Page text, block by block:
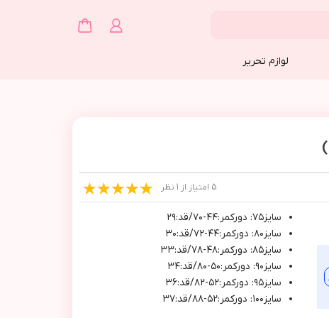
لوازم تحریر
5 امتیاز از 1 نظر
سايز٧٥: دوركمر:٤٤-٧٠/قد:٢٩
سايز٨٠: دوركمر:٤٤-٧٢/قد:٣٠
سايز٨٥: دوركمر:٤٨-٧٨/قد:٣٣
سايز٩٠: دوركمر:٥٠-٨٠/قد:٣٤
سايز٩٥: دوركمر:٥٢-٨٢/قد:٣٦
سايز١٠٠: دوركمر:٥٢-٨٨/قد:٣٧